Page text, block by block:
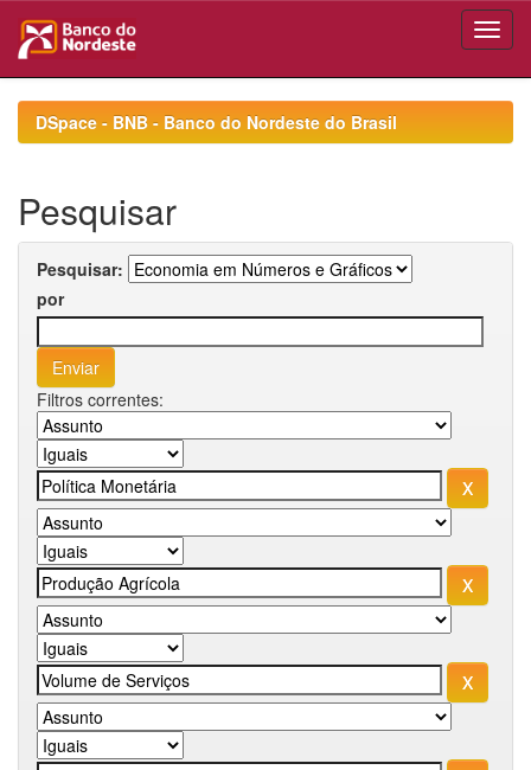
navigationDSpace - BNB - Banco do Nordeste do Brasil
Pesquisar
Pesquisar:
por
Filtros correntes: